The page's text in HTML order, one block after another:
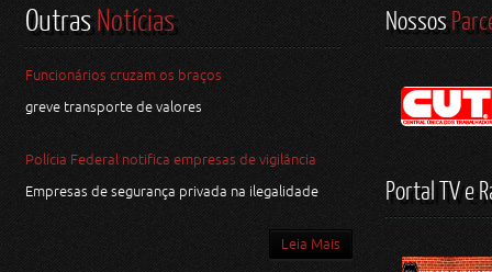
OutrasNotícias
Funcionários cruzam os braços
greve transporte de valores
Polícia Federal notifica empresas de vigilância
Empresas de segurança privada na ilegalidade
Leia Mais
Nossos
Portal TV e